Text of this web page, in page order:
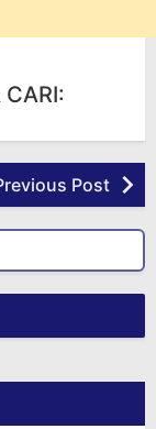
CARI:
Post